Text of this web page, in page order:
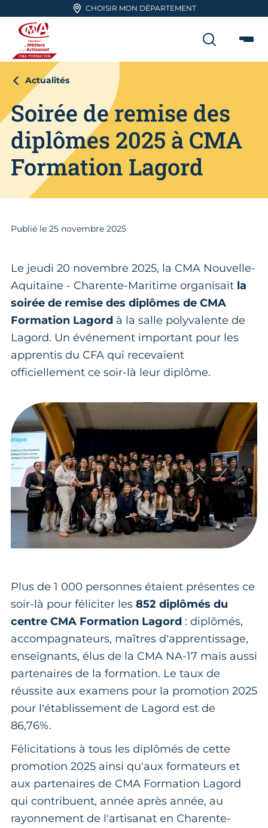
Aller en haut de pageCHOISIR MON DÉPARTEMENT
CMA FORMATION
Actualités
Soirée de remise des
diplômes 2025 à CMA
Formation Lagord
Publié le 25 novembre 2025
Le jeudi 20 novembre 2025, la CMA Nouvelle-
Aquitaine - Charente-Maritime organisait la
soirée de remise des diplômes de CMA
Formation Lagord à la salle polyvalente de
Lagord. Un événement important pour les
apprentis du CFA qui recevaient
officiellement ce soir-là leur diplôme.
Plus de 1 000 personnes étaient présentes ce
soir-là pour féliciter les 852 diplômés du
centre CMA Formation Lagord : diplômés,
accompagnateurs, maîtres d’apprentissage,
enseignants, élus de la CMA NA-17 mais aussi
partenaires de la formation. Le taux de
réussite aux examens pour la promotion 2025
pour l’établissement de Lagord est de
86,76%.
Félicitations à tous les diplômés de cette
promotion 2025 ainsi qu'aux formateurs et
aux partenaires de CMA Formation Lagord
qui contribuent, année après année, au
rayonnement de l'artisanat en Charente-